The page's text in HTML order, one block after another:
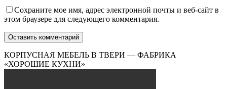
Сохраните мое имя, адрес электронной почты и веб-сайт в
этом браузере для следующего комментария.
КОРПУСНАЯ МЕБЕЛЬ В ТВЕРИ — ФАБРИКА
«ХОРОШИЕ КУХНИ»